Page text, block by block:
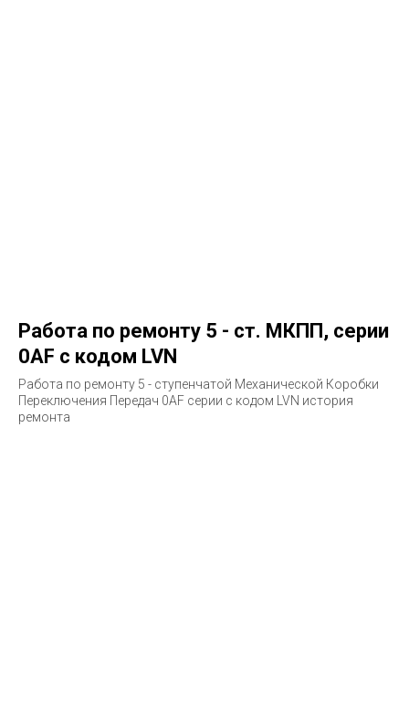
Работа по ремонту 5 - ст. МКПП, серии
0AF с кодом LVN
Работа по ремонту 5 - ступенчатой Механической Коробки
Переключения Передач 0AF серии с кодом LVN история
ремонта